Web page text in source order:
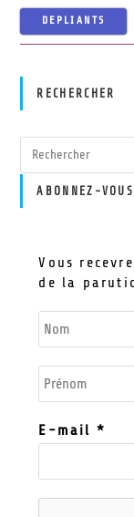
DEPLIANTS
RECHERCHER
ABONNEZ-VOUS
Vous
de la
E-mail *